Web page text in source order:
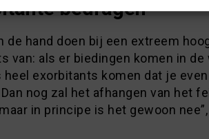
bedragen”
de hand doen bij een extreem
van: als er biedingen komen in de
exorbitants komen dat je
nog zal het afhangen van het
in principe is het gewoon nee”,